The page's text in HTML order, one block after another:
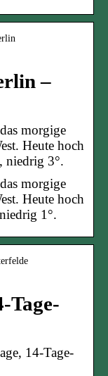
–
morgige
Heute hoch
niedrig 3°.
morgige
Heute hoch
1°.
Tage-
14-Tage-